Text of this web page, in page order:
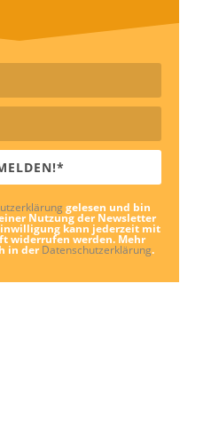
gelesen und bin
Nutzung der Newsletter
kann jederzeit mit
widerrufen werden. Mehr
in derDatenschutzerklärung.